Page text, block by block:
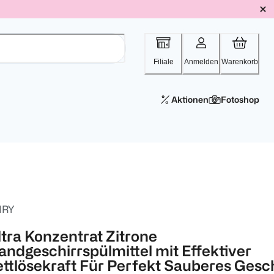
Filiale Anmelden Warenkorb
Aktionen Fotoshop
Konzentrat Zitrone
mit Effektiver
Für Perfekt Sauberes